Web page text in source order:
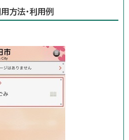
方法・利用例